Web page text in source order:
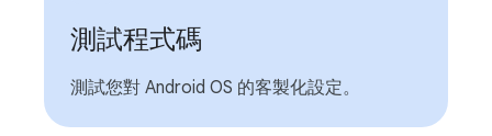
測試程式碼
測試您對 Android OS 的客製化設定。